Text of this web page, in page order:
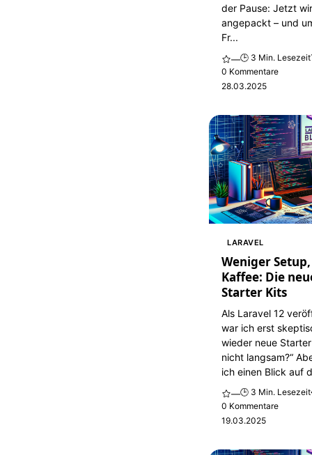
der Pause: Jetzt
angepackt – und
Fr...
—🕒 3 Min. Lesezeit
0 Kommentare
28.03.2025
LARAVEL
Weniger
Kaffee: Die
Starter Kits
Als Laravel 12
war ich erst
wieder neue
nicht langsam?“
ich einen Blick auf
—🕒 3 Min. Lesezeit
0 Kommentare
19.03.2025